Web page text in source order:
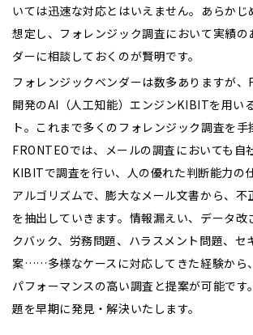
いては迅速な対応とはいえません。あらかじ
想定し、フォレンジック調査において実績の
ダーに相談しておくのが賢明です。
フォレンジックベンダーは数多ありますが、
開発のAI（人工知能）エンジンKIBITを用い
ト。これまで多くのフォレンジック調査を手
FRONTEOでは、メールの調査においても自
KIBITで調査を行い、人の優れた判断能力の
アルゴリズムで、膨大なメール文書から、不
を抽出していきます。情報漏えい、データ改
クバック、労務問題、ハラスメント問題、セ
案……多様なケースに対応してきた経験から
パフォーマンスの高い調査と提案が可能です
題を早期に発見・解決いたします。